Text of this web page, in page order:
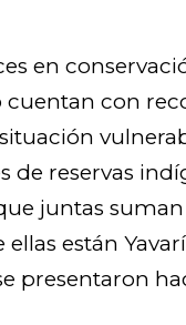
en
cuentan con
de reservas
juntas
ellas están
presentaron